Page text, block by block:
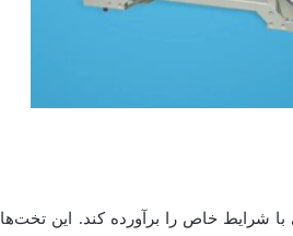
شرایط خاص را برآورده کند. این تخت‌ها